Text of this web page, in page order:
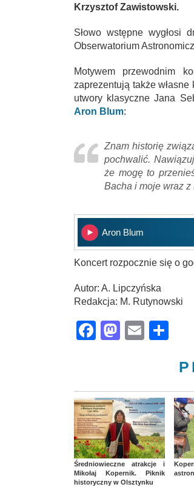
Krzysztof Zawistowski.
Słowo wstępne wygłosi
Obserwatorium
Motywem przewodnim
zaprezentują także
utwory klasyczne Jana
Aron Blum:
Znam historię
pochwalić.
że mogę to
Bacha i moje wraz
Aron Blum
Koncert rozpocznie się o
Autor: A. Lipczyńska
Redakcja: M. Rutynowski
Facebook
Email
Średniowieczne atrakcje i
Mikołaj Kopernik. Piknik
historyczny w Olsztynku